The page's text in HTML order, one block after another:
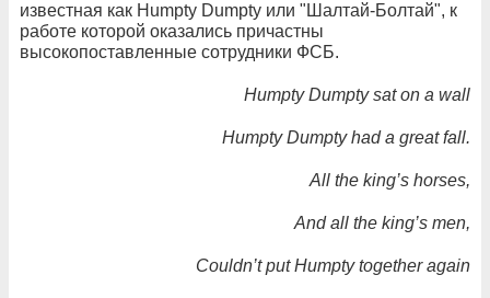
известная как Humpty Dumpty или "Шалтай-Болтай", к
работе которой оказались причастны
высокопоставленные сотрудники ФСБ.
Humpty Dumpty sat on a wall
Humpty Dumpty had a great fall.
All the king’s horses,
And all the king’s men,
Couldn’t put Humpty together again